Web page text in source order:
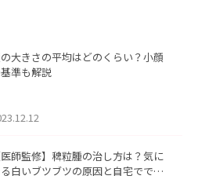
大きさの平均はどのくらい？小顔
準も解説
医師監修】稗粒腫の治し方は？気に
白いブツブツの原因と自宅ででき